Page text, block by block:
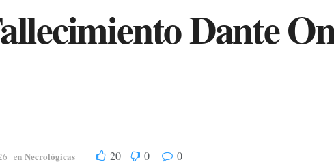
Dante
en Necrológicas 20 0 0